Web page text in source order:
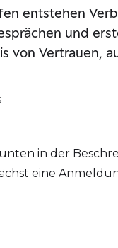
entstehen
und
von Vertrauen,
in der
eine